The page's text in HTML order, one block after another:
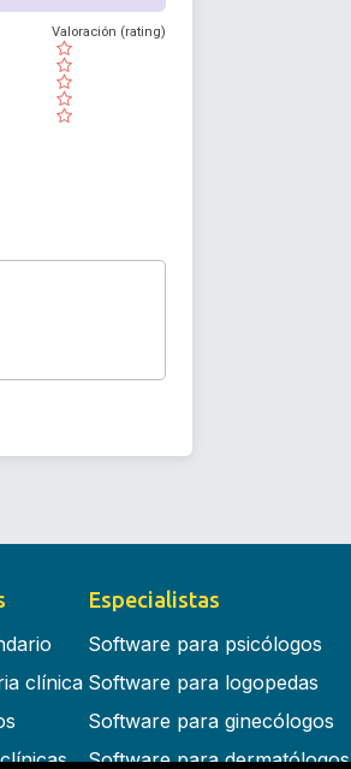
( )
( )
( )
( )
( )
Valoración (rating)
clínica
Especialistas
Software para psicólogos
Software para logopedas
Software para ginecólogos
Software para dermatólogos